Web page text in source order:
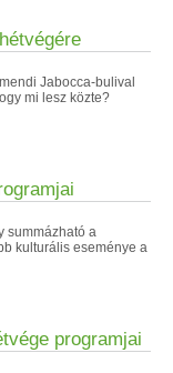
Jabocca-bulival
mi lesz közte?
summázható a
kulturális eseménye a
programjai